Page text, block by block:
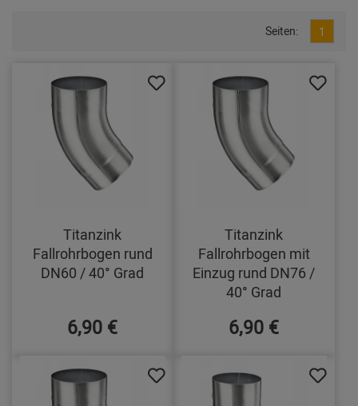
Seiten: 1
Titanzink
Fallrohrbogen rund
DN60 / 40° Grad
6,90 €
Titanzink
Fallrohrbogen mit
Einzug rund DN76 /
40° Grad
6,90 €